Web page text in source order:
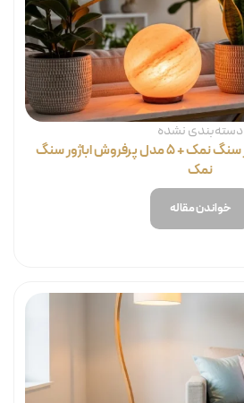
دسته‌بندی نشده
خواص باورنکردنی اباژور سنگ نمک + ۵ مدل پرفروش اباژور سنگ
نمک
خواندن مقاله